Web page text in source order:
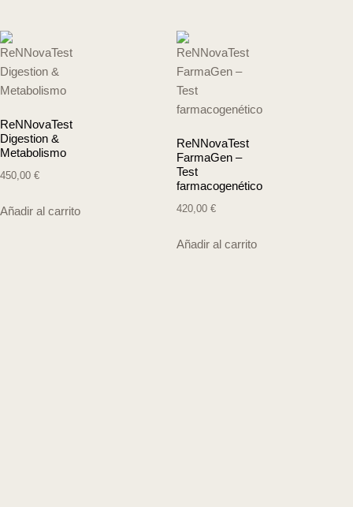
ReNNovaTest
Digestion &
Metabolismo
450,00 €
Añadir al carrito
ReNNovaTest
FarmaGen –
Test
farmacogenético
420,00 €
Añadir al carrito